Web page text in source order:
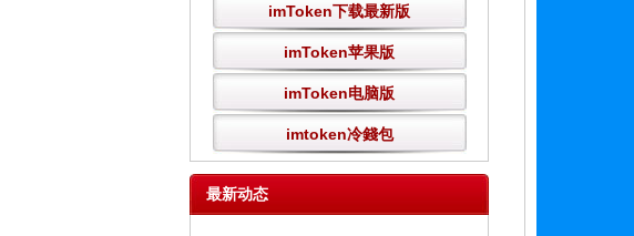
imToken下载最新版
imToken苹果版
imToken电脑版
imtoken冷錢包
最新动态